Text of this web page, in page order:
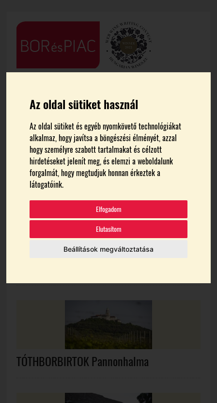
Az oldal sütiket használ
Az oldal sütiket és egyéb nyomkövető technológiákat
alkalmaz, hogy javítsa a böngészési élményét, azzal
hogy személyre szabott tartalmakat és célzott
hirdetéseket jelenít meg, és elemzi a weboldalunk
forgalmát, hogy megtudjuk honnan érkeztek a
látogatóink.
Elfogadom
Elutasítom
Beállítások megváltoztatása
FŐOLDAL MERLOT
merlot
TÓTHBORBIRTOK Pannonhalma